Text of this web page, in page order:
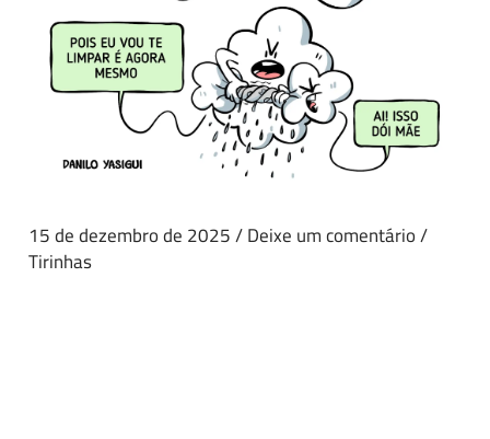
15 de dezembro de 2025/Deixe um comentário/
Tirinhas